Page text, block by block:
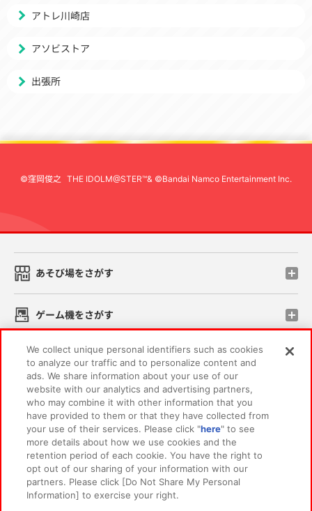
アトレ川崎店
アソビストア
出張所
©窪岡俊之 THE IDOLM@STER™& ©Bandai Namco Entertainment Inc.
あそび場をさがす
ゲーム機をさがす
スマホ・PCであそぶ
イベント・キャンペーン
関連会社 サステナビリティ サイトポリシー
プライバシーポリシー ウェブアクセシビリティ方針と検証結果
We collect unique personal identifiers such as cookies
to analyze our traffic and to personalize content and
ads. We share information about your use of our
website with our analytics and advertising partners,
who may combine it with other information that you
have provided to them or that they have collected from
your use of their services. Please click "here" to see
more details about how we use cookies and the
retention period of each cookie. You have the right to
opt out of our sharing of your information with our
partners. Please click [Do Not Share My Personal
Information] to exercise your right.